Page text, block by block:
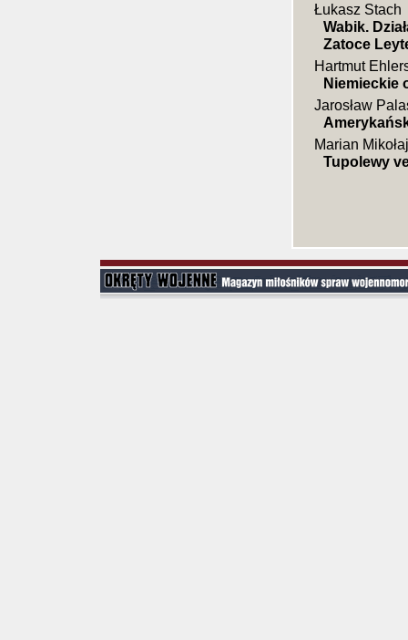
Łukasz Stach
Wabik.
Zatoce
Hartmut
Niemieckie
Jarosław
Marian
Tupolewy